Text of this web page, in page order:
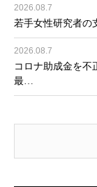
2026.08.7
若手女性研究者の
2026.08.7
コロナ助成金を不
最…